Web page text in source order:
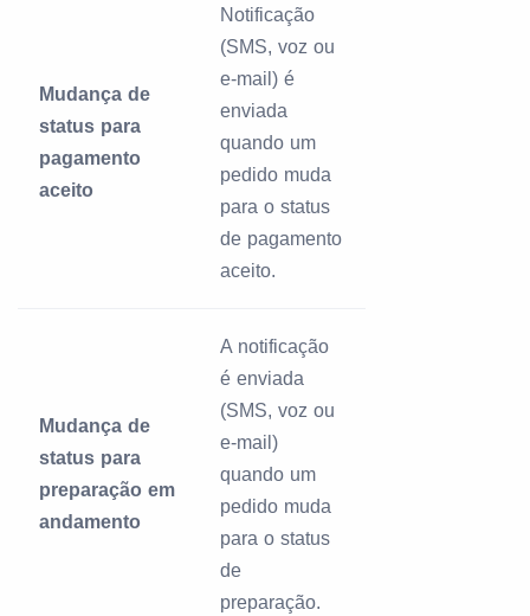
Mudança de
status para
pagamento
aceito
Notificação
(SMS, voz ou
e-mail) é
enviada
quando um
pedido muda
para o status
de pagamento
aceito.
Mudança de
status para
preparação em
andamento
A notificação
é enviada
(SMS, voz ou
e-mail)
quando um
pedido muda
para o status
de
preparação.